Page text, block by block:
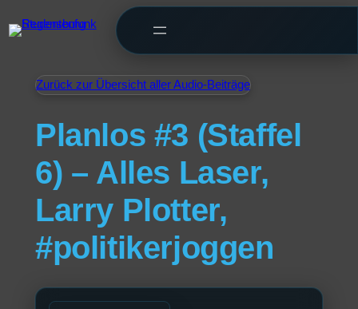
Zurück zur Übersicht aller Audio-Beiträge
Planlos #3 (Staffel
6) – Alles Laser,
Larry Plotter,
#politikerjoggen